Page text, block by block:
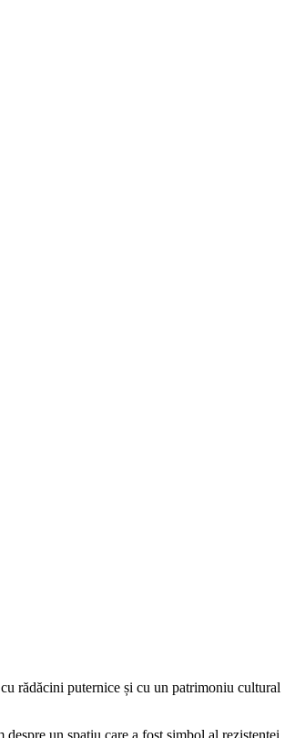
rădăcini puternice și cu un patrimoniu cultural
un spațiu care a fost simbol al rezistenței